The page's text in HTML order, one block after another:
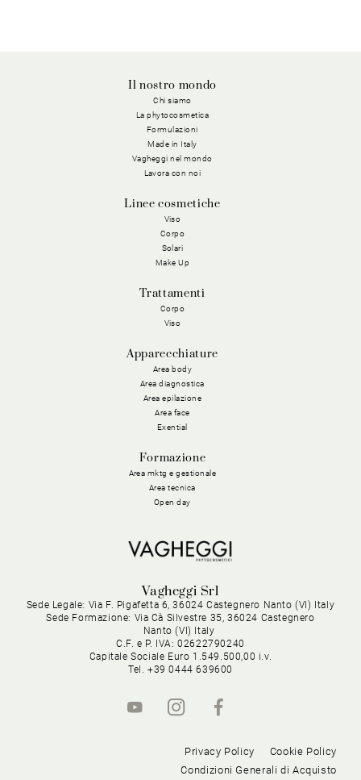
Il nostro mondo
Chi siamo
La phytocosmetica
Formulazioni
Made in Italy
Vagheggi nel mondo
Lavora con noi
Linee cosmetiche
Viso
Corpo
Solari
Make Up
Trattamenti
Corpo
Viso
Apparecchiature
Area body
Area diagnostica
Area epilazione
Area face
Exential
Formazione
Area mktg e gestionale
Area tecnica
Open day
Vagheggi Srl
Sede Legale: Via F. Pigafetta 6, 36024 Castegnero Nanto (VI) Italy
Sede Formazione: Via Cà Silvestre 35, 36024 Castegnero
Nanto (VI) Italy
C.F. e P. IVA: 02622790240
Capitale Sociale Euro 1.549.500,00 i.v.
Tel. +39 0444 639600
Privacy Policy
Cookie Policy
Condizioni Generali di Acquisto